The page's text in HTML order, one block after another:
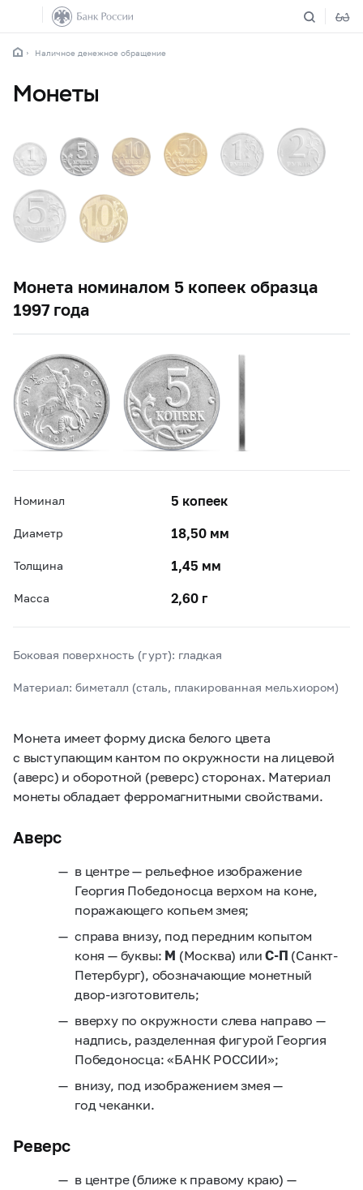
Наличное денежное обращение
Монеты
Монета номиналом 5 копеек образца
1997 года
Номинал 5 копеек
Диаметр 18,50 мм
Толщина 1,45 мм
Масса 2,60 г
Боковая поверхность (гурт): гладкая
Материал: биметалл (сталь, плакированная мельхиором)
Монета имеет форму диска белого цвета
с выступающим кантом по окружности на лицевой
(аверс) и оборотной (реверс) сторонах. Материал
монеты обладает ферромагнитными свойствами.
Аверс
в центре — рельефное изображение
Георгия Победоносца верхом на коне,
поражающего копьем змея;
справа внизу, под передним копытом
коня — буквы: М (Москва) илиС-П (Санкт-
Петербург), обозначающие монетный
двор-изготовитель;
вверху по окружности слева направо —
надпись, разделенная фигурой Георгия
Победоносца: «БАНК РОССИИ»;
внизу, под изображением змея —
год чеканки.
Реверс
в центре (ближе к правому краю) —